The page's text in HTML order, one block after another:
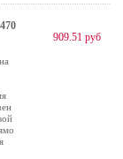
909.51 руб